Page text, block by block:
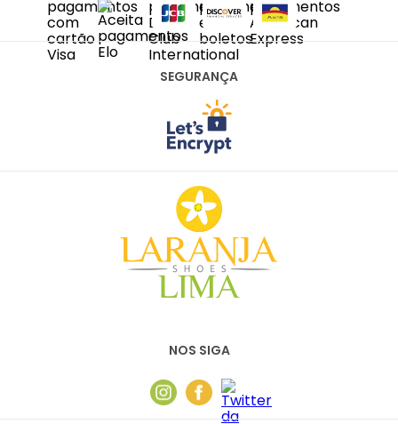
TROCAS E DEVOLUÇÕES
DIAS ÚTEIS DAS 10H ÀS 18H
SAC@LARANJALIMASHOES.COM.BR
(11) 2067-8100
SEGURANÇA
NOS SIGA